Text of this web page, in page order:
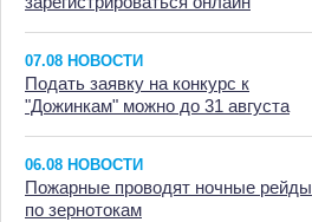
07.08 НОВОСТИ
Подать заявку на конкурс к
"Дожинкам" можно до 31 августа
06.08 НОВОСТИ
Пожарные проводят ночные рейды
по зернотокам